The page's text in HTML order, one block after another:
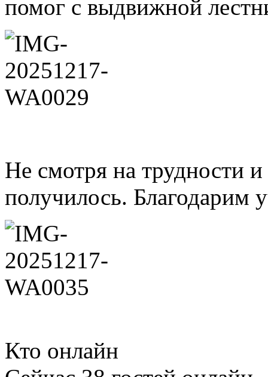
помог с выдвижной
Не смотря на трудности
получилось. Благодарим
Кто онлайн